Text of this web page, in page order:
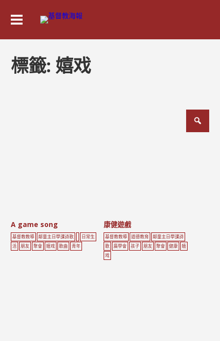
標籤:嬉戏
A game song
基督教教導 鄰童主日學課詩歌
日常生
活
朋友 聚會 嬉戏 歌曲 青年
康健遊戲
基督教教導 道德教育
鄰童主日學課詩
歌
廣學會 孩子 朋友 聚會 健康
嬉
戏